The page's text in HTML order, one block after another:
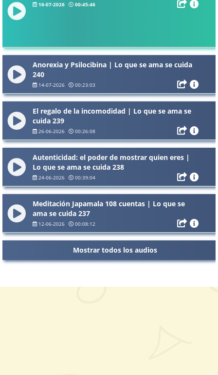
16-07-2026 00:45:46
Anorexia y Psilocibina | Lo que se ama se cuida
240
14-07-2026 00:23:03
El regalo de la incomodidad | Lo que se ama se
cuida 239
26-06-2026 00:26:08
Autenticidad: el poder de mostrar quien eres |
Lo que se ama se cuida 238
24-06-2026 00:39:04
Meditación Japamala 108 cuentas | Lo que se
ama se cuida 237
12-06-2026 00:08:12
Mostrar todos los audios